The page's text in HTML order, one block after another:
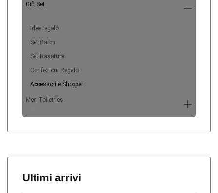
Gift Set
Idee regalo
Set Barba
Set Rasatura
Confezioni Regalo
Accessori e Shopper
Men Toiletries
Ultimi arrivi